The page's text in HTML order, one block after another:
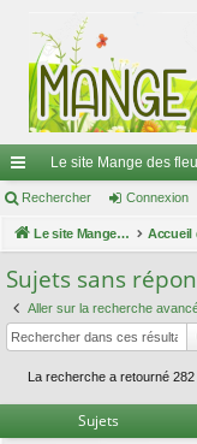
ac
co
ur
ci
s
Le site Mange des
Rechercher Connexion
Le site Mange des fleurs Accueil
Sujets sans
Aller sur la recherche
La recherche a retourné
Sujets